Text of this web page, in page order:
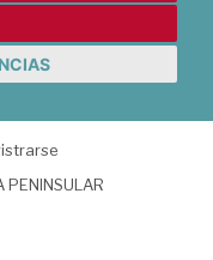
PENINSULAR